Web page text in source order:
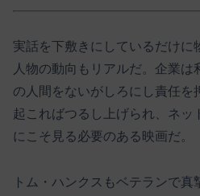
実話を下敷きにしているだけに
人物の動向もリアルだ。企業
の人間をないがしろにし責任を
起こればつるし上げられ、ネッ
にこそ見る必要のある映画だ。
トム・ハンクスもベテランで